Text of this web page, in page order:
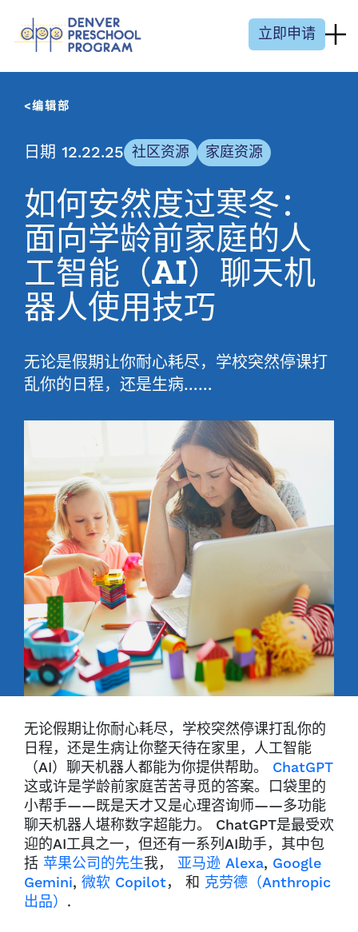
立即申请
编辑部
日期 12.22.25 社区资源 家庭资源
如何安然度过寒冬：
面向学龄前家庭的人
工智能（AI）聊天机
器人使用技巧
无论是假期让你耐心耗尽，学校突然停课打
乱你的日程，还是生病……
无论假期让你耐心耗尽，学校突然停课打乱你的
日程，还是生病让你整天待在家里，人工智能
（AI）聊天机器人都能为你提供帮助。 ChatGPT
这或许是学龄前家庭苦苦寻觅的答案。口袋里的
小帮手——既是天才又是心理咨询师——多功能
聊天机器人堪称数字超能力。 ChatGPT是最受欢
迎的AI工具之一，但还有一系列AI助手，其中包
括 苹果公司的先生我， 亚马逊 Alexa, Google
Gemini, 微软 Copilot， 和 克劳德（Anthropic
出品） .